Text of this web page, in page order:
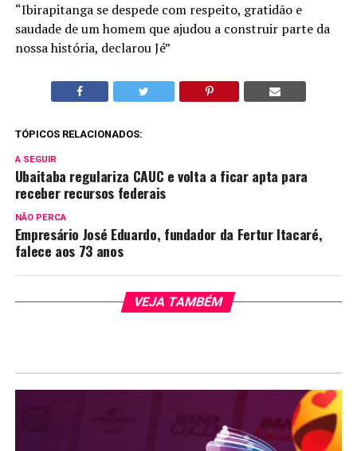
“Ibirapitanga se despede com respeito, gratidão e
saudade de um homem que ajudou a construir parte da
nossa história, declarou Jé”
TÓPICOS RELACIONADOS:
A SEGUIR
Ubaitaba regulariza CAUC e volta a ficar apta para
receber recursos federais
NÃO PERCA
Empresário José Eduardo, fundador da Fertur Itacaré,
falece aos 73 anos
VEJA TAMBÉM